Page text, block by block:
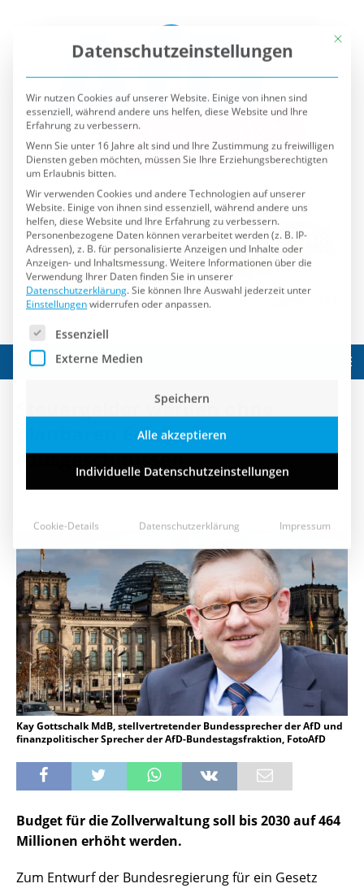
Steuergelder werden ohne
planbaren Erfolg
rausgeschmissen
Kay Gottschalk MdB, stellvertretender Bundessprecher der AfD und
finanzpolitischer Sprecher der AfD-Bundestagsfraktion, FotoAfD
Budget für die Zollverwaltung soll bis 2030 auf 464
Millionen erhöht werden.
Zum Entwurf der Bundesregierung für ein Gesetz
Datenschutzeinstellungen
essenziell, während andere uns helfen, diese Website und Ihre
Erfahrung zu verbessern.
Wenn Sie unter 16 Jahre alt sind und Ihre Zustimmung zu freiwilligen
Diensten geben möchten, müssen Sie Ihre Erziehungsberechtigten
um Erlaubnis bitten.
Wir verwenden Cookies und andere Technologien auf unserer
Website. Einige von ihnen sind essenziell, während andere uns
helfen, diese Website und Ihre Erfahrung zu verbessern.
Personenbezogene Daten können verarbeitet werden (z. B. IP-
Adressen), z. B. für personalisierte Anzeigen und Inhalte oder
Anzeigen- und Inhaltsmessung.Weitere Informationen über die
Verwendung Ihrer Daten finden Sie in unserer
Datenschutzerklärung. Sie können Ihre Auswahl jederzeit unter
Einstellungenwiderrufen oder anpassen.